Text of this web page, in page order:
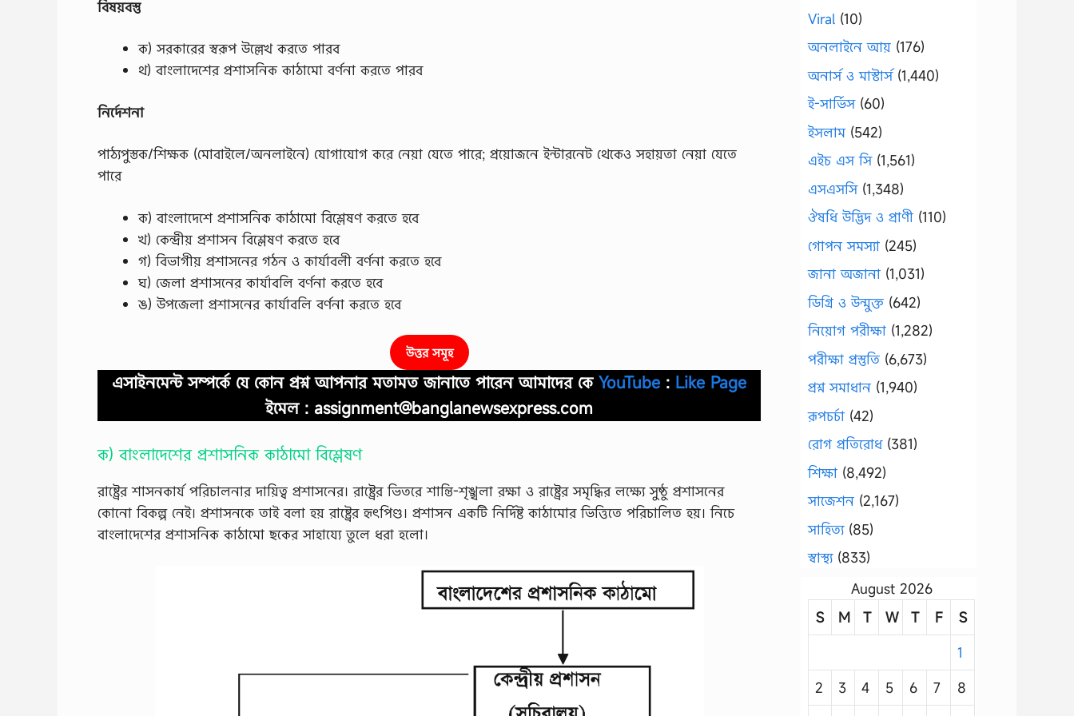
বিষয়বস্তু
ক) সরকারের স্বরূপ উল্লেখ করতে পারব
থ) বাংলাদেশের প্রশাসনিক কাঠামাে বর্ণনা করতে পারব
নির্দেশনা
পাঠ্যপুস্তক/শিক্ষক (মােবাইলে/অনলাইনে) যােগাযােগ করে নেয়া যেতে পারে; প্রয়ােজনে ইন্টারনেট থেকেও সহায়তা নেয়া যেতে
পারে
ক) বাংলাদেশে প্রশাসনিক কাঠামাে বিশ্লেষণ করতে হবে
খ) কেন্দ্রীয় প্রশাসন বিশ্লেষণ করতে হবে
গ) বিভাগীয় প্রশাসনের গঠন ও কার্যাবলী বর্ণনা করতে হবে
ঘ) জেলা প্রশাসনের কার্যাবলি বর্ণনা করতে হবে
ঙ) উপজেলা প্রশাসনের কার্যাবলি বর্ণনা করতে হবে
উত্তর সমূহ
এসাইনমেন্ট সম্পর্কে যে কোন প্রশ্ন আপনার মতামত জানাতে পারেন আমাদের কে YouTube : Like Page
ইমেল : assignment@banglanewsexpress.com
ক) বাংলাদেশের প্রশাসনিক কাঠামো বিশ্লেষণ
রাষ্ট্রের শাসনকার্য পরিচালনার দায়িত্ব প্রশাসনের। রাষ্ট্রের ভিতরে শান্তি-শৃঙ্খলা রক্ষা ও রাষ্ট্রের সমৃদ্ধির লক্ষ্যে সুষ্ঠু প্রশাসনের
কোনাে বিকল্প নেই। প্রশাসনকে তাই বলা হয় রাষ্ট্রের হৃৎপিণ্ড। প্রশাসন একটি নির্দিষ্ট কাঠামাের ভিত্তিতে পরিচালিত হয়। নিচে
বাংলাদেশের প্রশাসনিক কাঠামাে ছকের সাহায্যে তুলে ধরা হলাে।
Viral (10)
অনলাইনে আয় (176)
অনার্স ও মাস্টার্স(1,440)
ই-সার্ভিস(60)
ইসলাম(542)
এইচ এস সি(1,561)
এসএসসি(1,348)
ঔষধি উদ্ভিদ ও প্রাণী (110)
গোপন সমস্যা (245)
জানা অজানা (1,031)
ডিগ্রি ও উন্মুক্ত (642)
নিয়োগ পরীক্ষা (1,282)
পরীক্ষা প্রস্তুতি (6,673)
প্রশ্ন সমাধান (1,940)
রূপচর্চা (42)
রোগ প্রতিরোধ(381)
শিক্ষা (8,492)
সাজেশন (2,167)
সাহিত্য(85)
স্বাস্থ্য(833)
August 2026
S
M T W T F
S
1
2
3 4 5 6 7
8